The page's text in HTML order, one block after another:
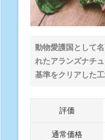
動物愛護国として
れたアランズナチ
基準をクリアした
評価
通常価格